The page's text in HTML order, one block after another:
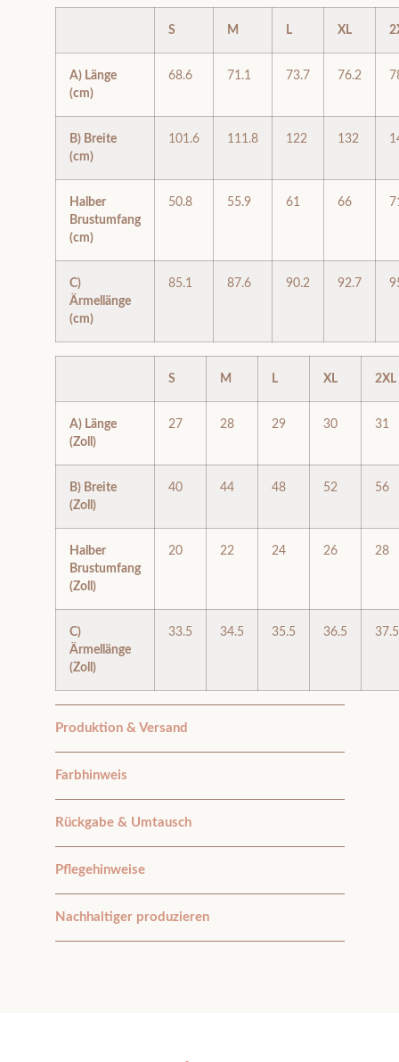
Produktion & Versand
Farbhinweis
Rückgabe & Umtausch
Pflegehinweise
Nachhaltiger produzieren
S M L XL
A) Länge
(cm)
68.6 71.1 73.7 76.2
B) Breite
(cm)
101.6 111.8 122 132
Halber
Brustumfang
(cm)
50.8 55.9 61 66
C)
Ärmellänge
(cm)
85.1 87.6 90.2 92.7
S M L XL 2XL
A) Länge
(Zoll)
27 28 29 30 31
B) Breite
(Zoll)
40 44 48 52 56
Halber
Brustumfang
(Zoll)
20 22 24 26 28
C)
Ärmellänge
(Zoll)
33.5 34.5 35.5 36.5 37.5